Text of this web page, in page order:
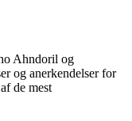
Ahndoril og
og anerkendelser for
de mest